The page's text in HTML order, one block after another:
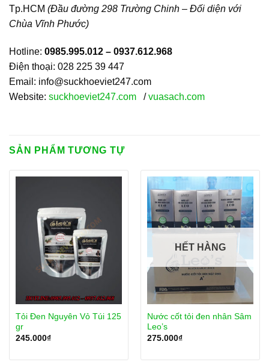
Tp.HCM (Đầu đường 298 Trường Chinh – Đối diện với
Chùa Vĩnh Phước)
Hotline: 0985.995.012 – 0937.612.968
Điện thoại: 028 225 39 447
Email: info@suckhoeviet247.com
Website: suckhoeviet247.com /vuasach.com
SẢN PHẨM TƯƠNG TỰ
Tỏi Đen Nguyên Vỏ Túi 125
gr
245.000₫
HẾT HÀNG
Nước cốt tỏi đen nhân Sâm
Leo’s
275.000₫